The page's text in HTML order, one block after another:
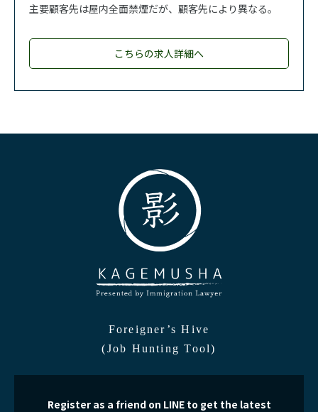
主要顧客先は屋内全面禁煙だが、顧客先により異なる。
こちらの求人詳細へ
Foreigner’s Hive
(Job Hunting Tool)
Register as a friend on LINE to get the latest